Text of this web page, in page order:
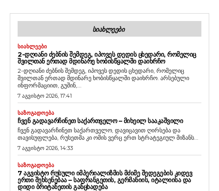
ᲡᲘᲐᲮᲚᲔᲔᲑᲘ
ᲡᲘᲐᲮᲚᲔᲔᲑᲘ
2-ᲓᲦᲘᲐᲜᲘ ᲫᲔᲑᲜᲘᲡ ᲨᲔᲛᲓᲔᲒ, ᲘᲞᲝᲕᲔᲡ ᲓᲔᲓᲘᲡ ᲪᲮᲔᲓᲐᲠᲘ, ᲠᲝᲛᲔᲚᲘᲪ
ᲨᲕᲘᲚᲗᲐᲜ ᲔᲠᲗᲐᲓ ᲛᲓᲘᲜᲐᲠᲔ ᲮᲝᲑᲘᲡᲬᲧᲐᲚᲨᲘ ᲓᲐᲘᲮᲠᲩᲝ
2-დღიანი ძებნის შემდეგ, იპოვეს დედის ცხედარი, რომელიც
შვილთან ერთად მდინარე ხობისწყალში დაიხრჩო. არსებული
ინფორმაციით, გუშინ,...
7 აგვისტო 2026, 17:41
ᲡᲐᲖᲝᲒᲐᲓᲝᲔᲑᲐ
ᲩᲕᲔᲜ ᲒᲐᲓᲐᲕᲐᲠᲩᲘᲜᲔᲗ ᲡᲐᲥᲐᲠᲗᲕᲔᲚᲝ – ᲛᲘᲮᲔᲘᲚ ᲡᲐᲐᲙᲐᲨᲕᲘᲚᲘ
ჩვენ გადავარჩინეთ საქართველო, დავიცავით ღირსება და
თავისუფლება, რუსეთმა კი ომის ვერც ერთ სტრატეგიულ მიზანს...
7 აგვისტო 2026, 14:33
ᲡᲐᲖᲝᲒᲐᲓᲝᲔᲑᲐ
7 ᲐᲒᲕᲘᲡᲢᲝ ᲠᲣᲡᲣᲚᲘ ᲘᲛᲞᲔᲠᲘᲐᲚᲘᲖᲛᲘᲡ ᲛᲫᲘᲛᲔ ᲨᲔᲓᲔᲒᲔᲑᲘᲡ ᲙᲘᲓᲔᲕ
ᲔᲠᲗᲘ ᲨᲔᲮᲡᲔᲜᲔᲑᲐᲐ – ᲡᲐᲤᲠᲐᲜᲒᲔᲗᲘᲡ, ᲒᲔᲠᲛᲐᲜᲘᲘᲡ, ᲘᲢᲐᲚᲘᲘᲡᲐ ᲓᲐ
ᲓᲘᲓᲘ ᲑᲠᲘᲢᲐᲜᲔᲗᲘᲡ ᲒᲐᲜᲪᲮᲐᲓᲔᲑᲐ